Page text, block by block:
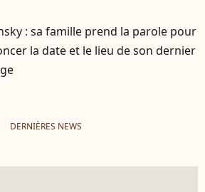
: sa famille prend la parole pour
la date et le lieu de son dernier
DERNIÈRES NEWS